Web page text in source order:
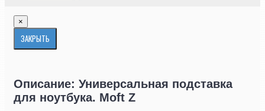
×
ЗАКРЫТЬ
Описание: Универсальная подставка
для ноутбука. Moft Z